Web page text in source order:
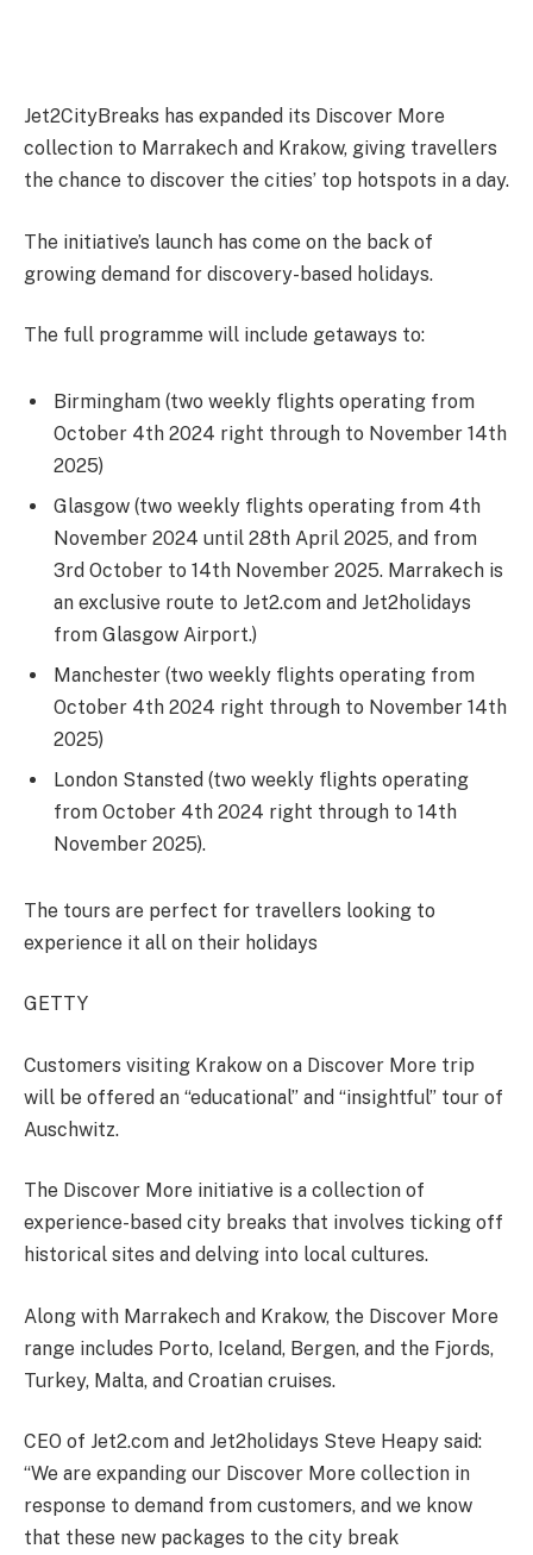
Jet2CityBreaks has expanded its Discover More
collection to Marrakech and Krakow, giving travellers
the chance to discover the cities’ top hotspots in a day.
The initiative’s launch has come on the back of
growing demand for discovery-based holidays.
The full programme will include getaways to:
Birmingham (two weekly flights operating from
October 4th 2024 right through to November 14th
2025)
Glasgow (two weekly flights operating from 4th
November 2024 until 28th April 2025, and from
3rd October to 14th November 2025. Marrakech is
an exclusive route to Jet2.com and Jet2holidays
from Glasgow Airport.)
Manchester (two weekly flights operating from
October 4th 2024 right through to November 14th
2025)
London Stansted (two weekly flights operating
from October 4th 2024 right through to 14th
November 2025).
The tours are perfect for travellers looking to
experience it all on their holidays
GETTY
Customers visiting Krakow on a Discover More trip
will be offered an “educational” and “insightful” tour of
Auschwitz.
The Discover More initiative is a collection of
experience-based city breaks that involves ticking off
historical sites and delving into local cultures.
Along with Marrakech and Krakow, the Discover More
range includes Porto, Iceland, Bergen, and the Fjords,
Turkey, Malta, and Croatian cruises.
CEO of Jet2.com and Jet2holidays Steve Heapy said:
“We are expanding our Discover More collection in
response to demand from customers, and we know
that these new packages to the city break